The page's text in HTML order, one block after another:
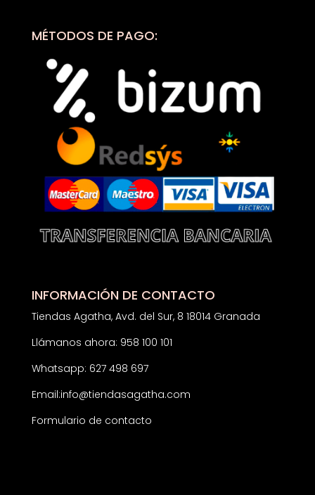
MÉTODOS DE PAGO:
INFORMACIÓN DE CONTACTO
Tiendas Agatha, Avd. del Sur, 8 18014 Granada
Llámanos ahora: 958 100 101
Whatsapp: 627 498 697
Email:info@tiendasagatha.com
Formulario de contacto